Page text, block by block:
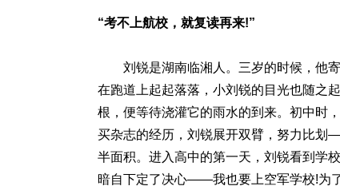
“考不上航校，就复读再来!”
刘锐是湖南临湘人。三岁的时候，他寄
在跑道上起起落落，小刘锐的目光也随之
根，便等待浇灌它的雨水的到来。初中时
买杂志的经历，刘锐展开双臂，努力比划
半面积。进入高中的第一天，刘锐看到学
暗自下定了决心——我也要上空军学校!为